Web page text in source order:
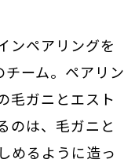
ンペアリングを
ーム。ペアリン
毛ガニとエスト
のは、毛ガニと
めるように造っ